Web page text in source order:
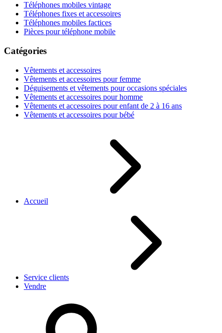
Téléphones mobiles vintage
Téléphones fixes et accessoires
Téléphones mobiles factices
Pièces pour téléphone mobile
Catégories
Vêtements et accessoires
Vêtements et accessoires pour femme
Déguisements et vêtements pour occasions spéciales
Vêtements et accessoires pour homme
Vêtements et accessoires pour enfant de 2 à 16 ans
Vêtements et accessoires pour bébé
Accueil
Service clients
Vendre